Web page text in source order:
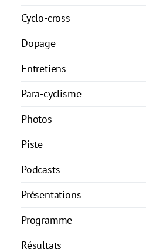
Cyclo-cross
Dopage
Entretiens
Para-cyclisme
Photos
Piste
Podcasts
Présentations
Programme
Résultats